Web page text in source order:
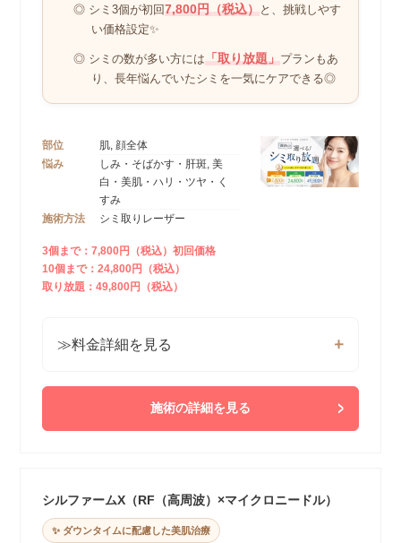
◎ シミ3個が初回7,800円（税込）と、挑戦しやす
い価格設定✨
◎ シミの数が多い方には「取り放題」プランもあ
り、 長年悩んでいたシミを一気にケアできる◎
部位
肌, 顔全体
悩み
しみ・そばかす・肝斑, 美
白・美肌・ハリ・ツヤ・く
すみ
施術方法
シミ取りレーザー
3個まで：7,800円（税込）初回価格
10個まで：24,800円（税込）
取り放題：49,800円（税込）
≫料金詳細を見る
施術の詳細を見る
シルファームX（RF（高周波）×マイクロニードル）
✨ ダウンタイムに配慮した美肌治療